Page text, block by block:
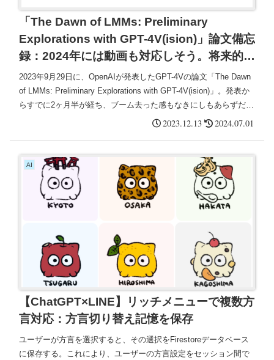
「The Dawn of LMMs: Preliminary
Explorations with GPT-4V(ision)」論文備忘
録：2024年には動画も対応しそう。将来的に
はセンサー情報も？
2023年9月29日に、OpenAIが発表したGPT-4Vの論文「The Dawn
of LMMs: Preliminary Explorations with GPT-4V(ision)」。発表か
らすでに2ヶ月半が経ち、ブーム去った感もなきにしもあらずだ
が、今回論文読んだので備忘録的にまとめた。
2023.12.13 2024.07.01
AI
【ChatGPT×LINE】リッチメニューで複数方
言対応：方言切り替え記憶を保存
ユーザーが方言を選択すると、その選択をFirestoreデータベース
に保存する。これにより、ユーザーの方言設定をセッション間で